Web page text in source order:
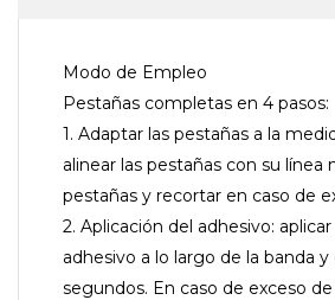
Modo de Empleo
Pestañas completas en 4 pasos:
1. Adaptar las pestañas a la
alinear las pestañas con su línea
pestañas y recortar en caso de
2. Aplicación del adhesivo:
adhesivo a lo largo de la banda y
segundos. En caso de exceso